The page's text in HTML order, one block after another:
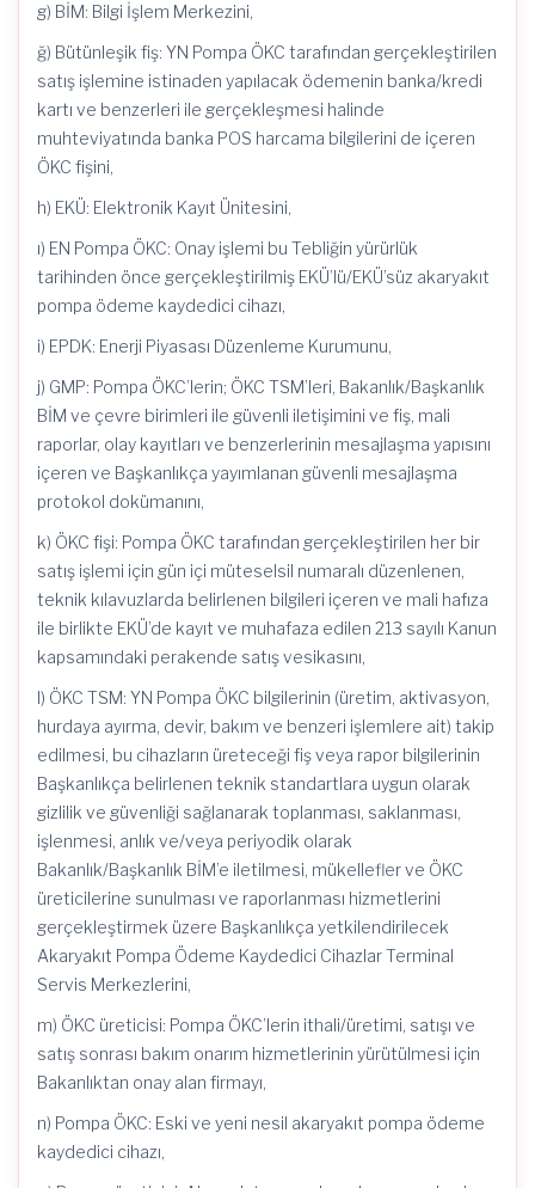
g) BİM: Bilgi İşlem Merkezini,
ğ) Bütünleşik fiş: YN Pompa ÖKC tarafından gerçekleştirilen
satış işlemine istinaden yapılacak ödemenin banka/kredi
kartı ve benzerleri ile gerçekleşmesi halinde
muhteviyatında banka POS harcama bilgilerini de içeren
ÖKC fişini,
h) EKÜ: Elektronik Kayıt Ünitesini,
ı) EN Pompa ÖKC: Onay işlemi bu Tebliğin yürürlük
tarihinden önce gerçekleştirilmiş EKÜ’lü/EKÜ’süz akaryakıt
pompa ödeme kaydedici cihazı,
i) EPDK: Enerji Piyasası Düzenleme Kurumunu,
j) GMP: Pompa ÖKC’lerin; ÖKC TSM’leri, Bakanlık/Başkanlık
BİM ve çevre birimleri ile güvenli iletişimini ve fiş, mali
raporlar, olay kayıtları ve benzerlerinin mesajlaşma yapısını
içeren ve Başkanlıkça yayımlanan güvenli mesajlaşma
protokol dokümanını,
k) ÖKC fişi: Pompa ÖKC tarafından gerçekleştirilen her bir
satış işlemi için gün içi müteselsil numaralı düzenlenen,
teknik kılavuzlarda belirlenen bilgileri içeren ve mali hafıza
ile birlikte EKÜ’de kayıt ve muhafaza edilen 213 sayılı Kanun
kapsamındaki perakende satış vesikasını,
l) ÖKC TSM: YN Pompa ÖKC bilgilerinin (üretim, aktivasyon,
hurdaya ayırma, devir, bakım ve benzeri işlemlere ait) takip
edilmesi, bu cihazların üreteceği fiş veya rapor bilgilerinin
Başkanlıkça belirlenen teknik standartlara uygun olarak
gizlilik ve güvenliği sağlanarak toplanması, saklanması,
işlenmesi, anlık ve/veya periyodik olarak
Bakanlık/Başkanlık BİM’e iletilmesi, mükellefler ve ÖKC
üreticilerine sunulması ve raporlanması hizmetlerini
gerçekleştirmek üzere Başkanlıkça yetkilendirilecek
Akaryakıt Pompa Ödeme Kaydedici Cihazlar Terminal
Servis Merkezlerini,
m) ÖKC üreticisi: Pompa ÖKC’lerin ithali/üretimi, satışı ve
satış sonrası bakım onarım hizmetlerinin yürütülmesi için
Bakanlıktan onay alan firmayı,
n) Pompa ÖKC: Eski ve yeni nesil akaryakıt pompa ödeme
kaydedici cihazı,